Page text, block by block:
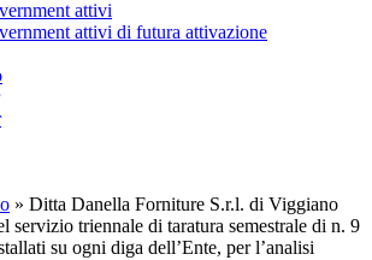
attivi
attivi di futura attivazione
» Ditta Danella Forniture S.r.l. di Viggiano
servizio triennale di taratura semestrale di n. 9
su ogni diga dell’Ente, per l’analisi